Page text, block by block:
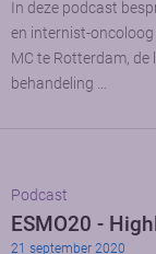
In deze podcast
en internist-
MC te Rotterdam,
behandeling …
Podcast
ESMO20 -
21 september 2020